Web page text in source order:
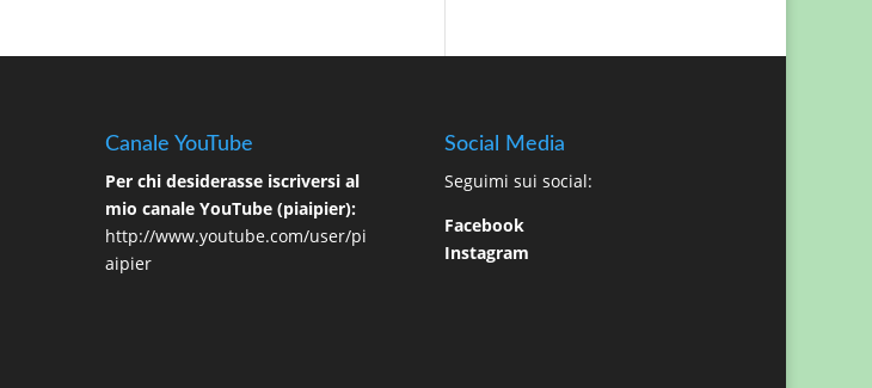
Canale YouTube
Per chi desiderasse iscriversi al
mio canale YouTube (piaipier):
http://www.youtube.com/user/pi
aipier
Social Media
Seguimi sui social:
Facebook
Instagram